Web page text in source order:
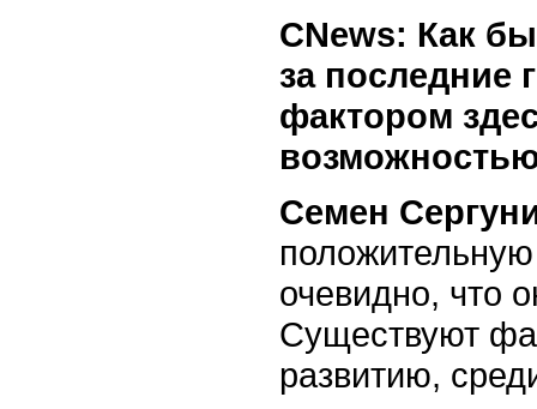
CNews: Как
за последние
фактором
Семен
очевидно, что
Существуют
развитию,